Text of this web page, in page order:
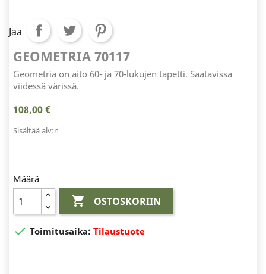
Jaa
GEOMETRIA 70117
Geometria on aito 60- ja 70-lukujen tapetti. Saatavissa
viidessä värissä.
108,00 €
Sisältää alv:n
Määrä
 OSTOSKORIIN
 Toimitusaika: Tilaustuote